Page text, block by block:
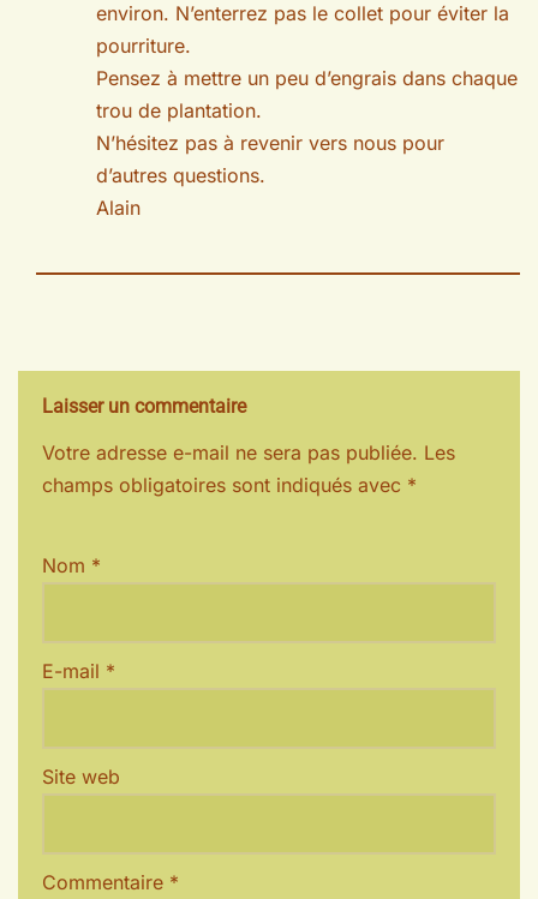
environ. N’enterrez pas le collet pour éviter la
pourriture.
Pensez à mettre un peu d’engrais dans chaque
trou de plantation.
N’hésitez pas à revenir vers nous pour
d’autres questions.
Alain
Laisser un commentaire
Votre adresse e-mail ne sera pas publiée. Les
champs obligatoires sont indiqués avec *
Nom *
E-mail *
Site web
Commentaire *